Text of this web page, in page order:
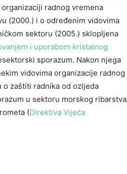
radnog vremena
(2000.) i o određenim vidovima
sektoru (2005.) sklopljena
i uporabom kristalnog
sporazum. Nakon njega
vidovima organizacije radnog
o zaštiti radnika od ozljeda
u sektoru morskog ribarstva
(Direktiva Vijeća